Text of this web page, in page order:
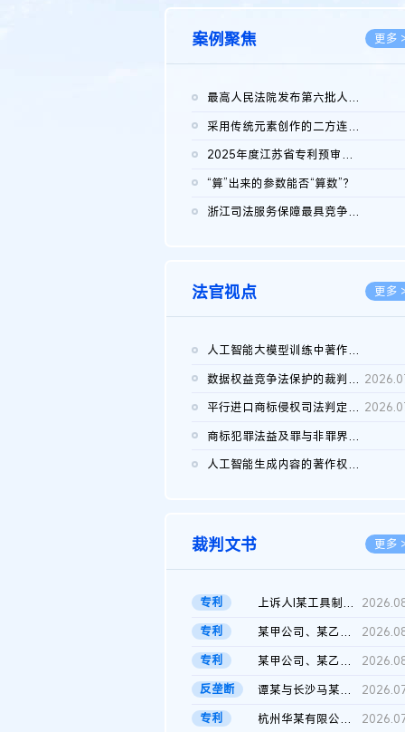
案例聚焦 更多
最高人民法院发布第六批人民法院种业知识产权司法保护典型案例 含...
采用传统元素创作的二方连续装饰图案作品的独创性及侵权对比认定
2025年度江苏省专利预审典型案例
“算”出来的参数能否“算数”？
浙江司法服务保障最具竞争力营商环境建设典型案例（第二批）含侵...
法官视点 更多
人工智能大模型训练中著作权的合理使用
数据权益竞争法保护的裁判路径构建
平行进口商标侵权司法判定规则的困境与纾解
商标犯罪法益及罪与非罪界限研究
人工智能生成内容的著作权司法认定：演进逻辑、现实困境与规则建...
裁判文书 更多
专利 上诉人I某工具制品有限公司与被上诉人程某及一审被告中华人民共和...
专利
某甲公司、某乙公司、某丙公司申请诉前行为保全复议裁定书
专利
某甲公司、某乙公司、官某与某丙公司专利申请权权属纠纷 二审判决...
反垄断
谭某与长沙马某堆农产品股份有限公司滥用市场支配地位纠纷二审裁...
专利
杭州华某有限公司与菲某有限公司侵害发明专利权纠纷